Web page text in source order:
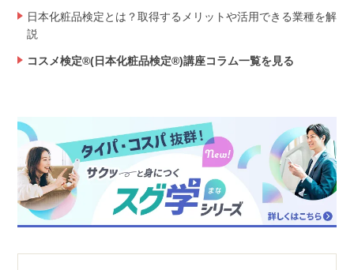
日本化粧品検定とは？取得するメリットや活用できる業種を解
説
コスメ検定®(日本化粧品検定®)講座コラム一覧を見る